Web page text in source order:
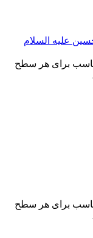
علیه السلام
برای هر سطح
برای هر سطح